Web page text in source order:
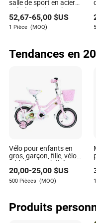
R: L'avantage principal
permettant aux
de gérer l'inventaire
Q: Comment puis-je
aux normes de sécurité
R: Achetez auprès de
certifications de
ou pays spécifiques
Q: Y a-t-il une
achats en gros ?
R: La plupart des
commande minimale,
fournisseur et des
salle de sport en acier
utilisé pour le cyclisme
en spinning
52,67-65,00 $US
1 Pièce (MOQ)
Tendances en
Vélo pour enfants en
gros, garçon, fille, vélo à
pédales pour bébé,
poussette pour enfants
20,00-25,00 $US
500 Pièces (MOQ)
Produits